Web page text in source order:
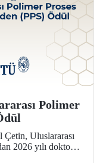
Polimer
Uluslararası
2026 yılı doktora